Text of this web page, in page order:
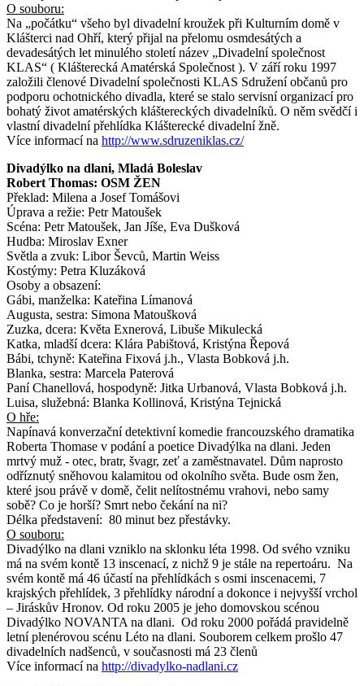
O souboru:
Na „počátku“ všeho byl divadelní kroužek při Kulturním domě v
Klášterci nad Ohří, který přijal na přelomu osmdesátých a
devadesátých let minulého století název „Divadelní společnost
KLAS“ ( Klášterecká Amatérská Společnost ). V září roku 1997
založili členové Divadelní společnosti KLAS Sdružení občanů pro
podporu ochotnického divadla, které se stalo servisní organizací pro
bohatý život amatérských kláštereckých divadelníků. O něm svědčí i
vlastní divadelní přehlídka Klášterecké divadelní žně.
Více informací na http://www.sdruzeniklas.cz/
Divadýlko na dlani, Mladá Boleslav
Robert Thomas: OSM ŽEN
Překlad: Milena a Josef Tomášovi
Úprava a režie: Petr Matoušek
Scéna: Petr Matoušek, Jan Jíše, Eva Dušková
Hudba: Miroslav Exner
Světla a zvuk: Libor Ševců, Martin Weiss
Kostýmy: Petra Kluzáková
Osoby a obsazení:
Gábi, manželka: Kateřina Límanová
Augusta, sestra: Simona Matoušková
Zuzka, dcera: Květa Exnerová, Libuše Mikulecká
Katka, mladší dcera: Klára Pabištová, Kristýna Řepová
Bábi, tchyně: Kateřina Fixová j.h., Vlasta Bobková j.h.
Blanka, sestra: Marcela Paterová
Paní Chanellová, hospodyně: Jitka Urbanová, Vlasta Bobková j.h.
Luisa, služebná: Blanka Kollinová, Kristýna Tejnická
O hře:
Napínavá konverzační detektivní komedie francouzského dramatika
Roberta Thomase v podání a poetice Divadýlka na dlani. Jeden
mrtvý muž - otec, bratr, švagr, zeť a zaměstnavatel. Dům naprosto
odříznutý sněhovou kalamitou od okolního světa. Bude osm žen,
které jsou právě v domě, čelit nelítostnému vrahovi, nebo samy
sobě? Co je horší? Smrt nebo čekání na ni?
Délka představení: 80 minut bez přestávky.
O souboru:
Divadýlko na dlani vzniklo na sklonku léta 1998. Od svého vzniku
má na svém kontě 13 inscenací, z nichž 9 je stále na repertoáru. Na
svém kontě má 46 účastí na přehlídkách s osmi inscenacemi, 7
krajských přehlídek, 3 přehlídky národní a dokonce i nejvyšší vrchol
– Jiráskův Hronov. Od roku 2005 je jeho domovskou scénou
Divadýlko NOVANTA na dlani. Od roku 2000 pořádá pravidelně
letní plenérovou scénu Léto na dlani. Souborem celkem prošlo 47
divadelních nadšenců, v současnosti má 23 členů
Více informací na http://divadylko-nadlani.cz